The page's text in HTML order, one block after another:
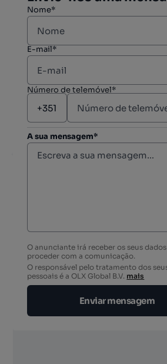
Nome*
E-mail*
Número de telemóvel*
A sua mensagem*
O anunciante irá receber os seus
proceder com a comunicação.
O responsável pelo tratamento dos
pessoais é a OLX Global B.V. mais
Enviar mensagem